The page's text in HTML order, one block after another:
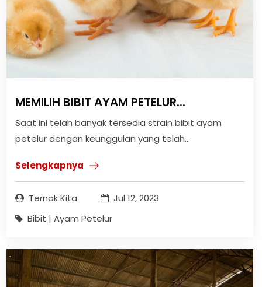
MEMILIH BIBIT AYAM PETELUR...
Saat ini telah banyak tersedia strain bibit ayam
petelur dengan keunggulan yang telah...
Selengkapnya
Ternak Kita
Jul 12, 2023
Bibit | Ayam Petelur